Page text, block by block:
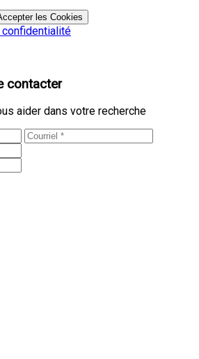
les Cookies
contacter
aider dans votre recherche